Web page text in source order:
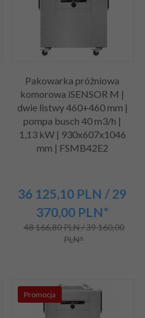
Pakowarka próżniowa
komorowa iSENSOR M |
dwie listwy 460+460 mm |
pompa busch 40 m3/h |
1,13 kW | 930x607x1046
mm | FSMB42E2
36 125,10 PLN / 29
370,00 PLN*
48 166,80 PLN / 39 160,00
PLN*
Promocja